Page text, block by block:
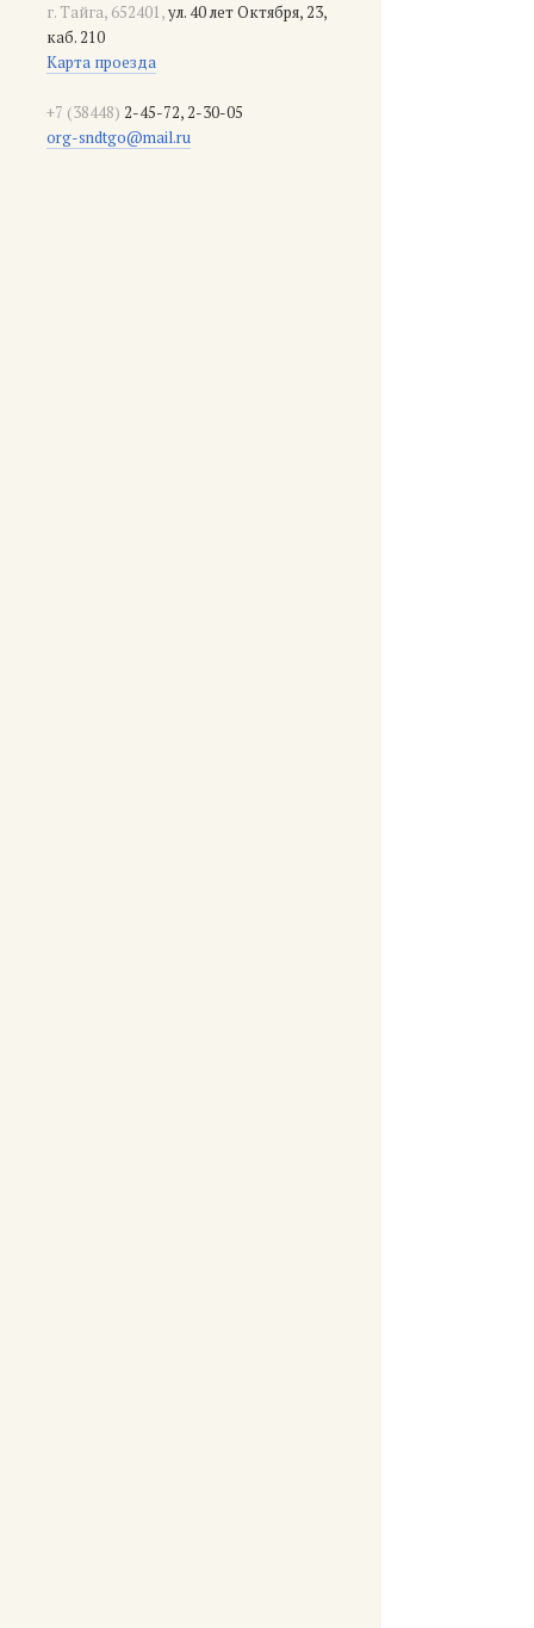
г. Тайга, 652401,ул. 40 лет Октября, 23,
каб. 210
Карта проезда
+7 (38448) 2-45-72, 2-30-05
org-sndtgo@mail.ru